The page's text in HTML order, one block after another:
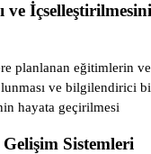
planlanan eğitimlerin
ve bilgilendirici
hayata geçirilmesi
Sistemleri